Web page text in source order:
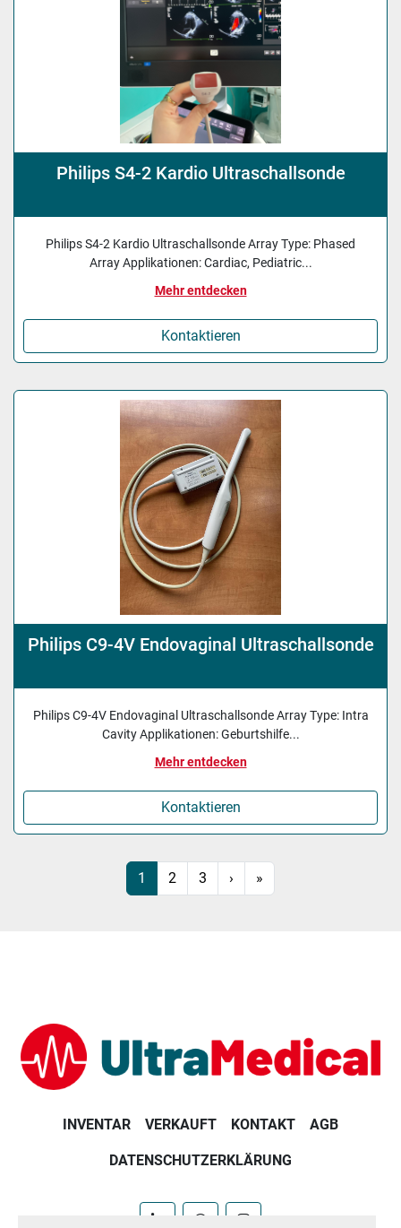
Philips S4-2 Kardio Ultraschallsonde
Philips S4-2 Kardio Ultraschallsonde Array Type: Phased
Array Applikationen: Cardiac, Pediatric...
Mehr entdecken
Kontaktieren
Philips C9-4V Endovaginal Ultraschallsonde
Philips C9-4V Endovaginal Ultraschallsonde Array Type: Intra
Cavity Applikationen: Geburtshilfe...
Mehr entdecken
Kontaktieren
1 2 3 › »
INVENTAR VERKAUFT KONTAKT AGB
DATENSCHUTZERKLÄRUNG